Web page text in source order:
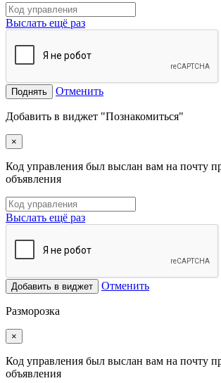
Выслать ещё раз
Поднять Отменить
Добавить в виджет "Познакомиться"
×
Код управления был выслан вам на почту
объявления
Выслать ещё раз
Добавить в виджет Отменить
Разморозка
×
Код управления был выслан вам на почту
объявления